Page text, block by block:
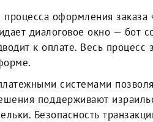
процесса оформления
диалоговое окно — бот
к оплате. Весь
системами
поддерживают
Безопасность